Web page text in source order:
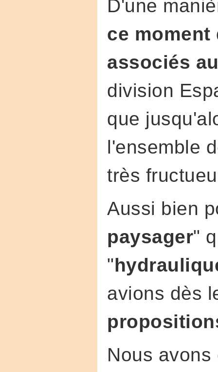
D'une
ce moment
associés
division
que
l'ensemble
très
Aussi bien
paysager"
"
avions dès
Nous